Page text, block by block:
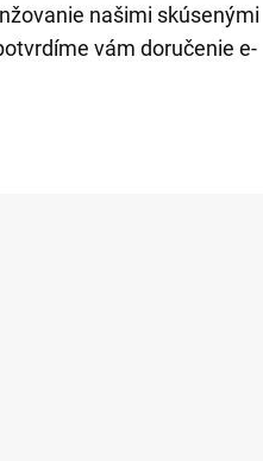
našimi skúsenými
vám doručenie e-